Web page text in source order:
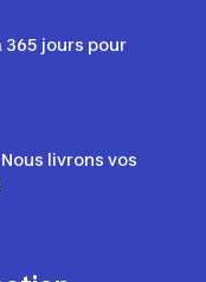
365 jours pour
livrons vos